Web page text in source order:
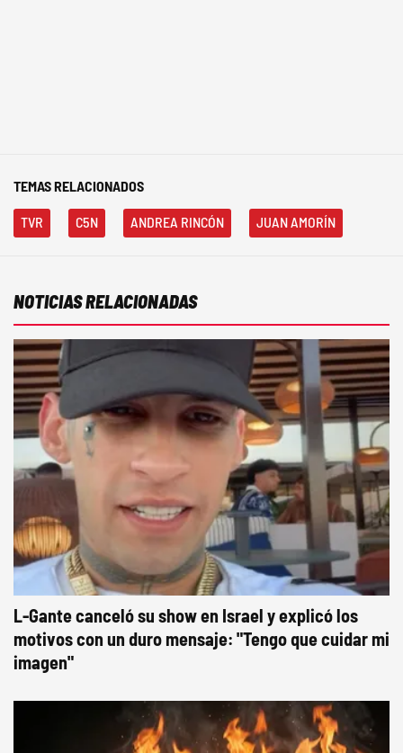
TEMAS RELACIONADOS
TVR C5N ANDREA RINCÓN JUAN AMORÍN
NOTICIAS RELACIONADAS
L-Gante canceló su show en Israel y explicó los
motivos con un duro mensaje: "Tengo que cuidar mi
imagen"